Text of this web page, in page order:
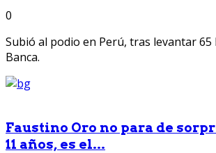
0
Subió al podio en Perú, tras levantar 65
Banca.
Faustino Oro no para de
11 años, es el...